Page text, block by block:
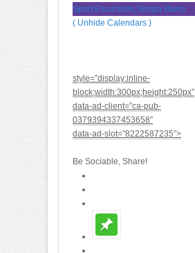
Sport,Escursioni,Tempo libero
( Unhide Calendars )
style=”display:inline-
block;width:300px;height:250px”
data-ad-client=”ca-pub-
0379394337453658″
data-ad-slot=”8222587235″>
Be Sociable, Share!